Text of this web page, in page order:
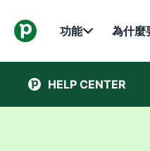
功能 為什
HELP CENTER